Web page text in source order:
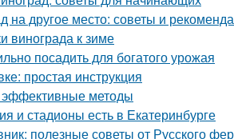
на другое место: советы и
винограда к зиме
посадить для богатого урожая
простая инструкция
методы
и стадионы есть в Екатеринбурге
полезные советы от Русского